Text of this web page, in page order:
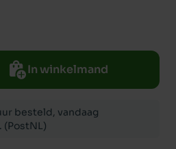
In winkelmand
besteld, vandaag
(PostNL)